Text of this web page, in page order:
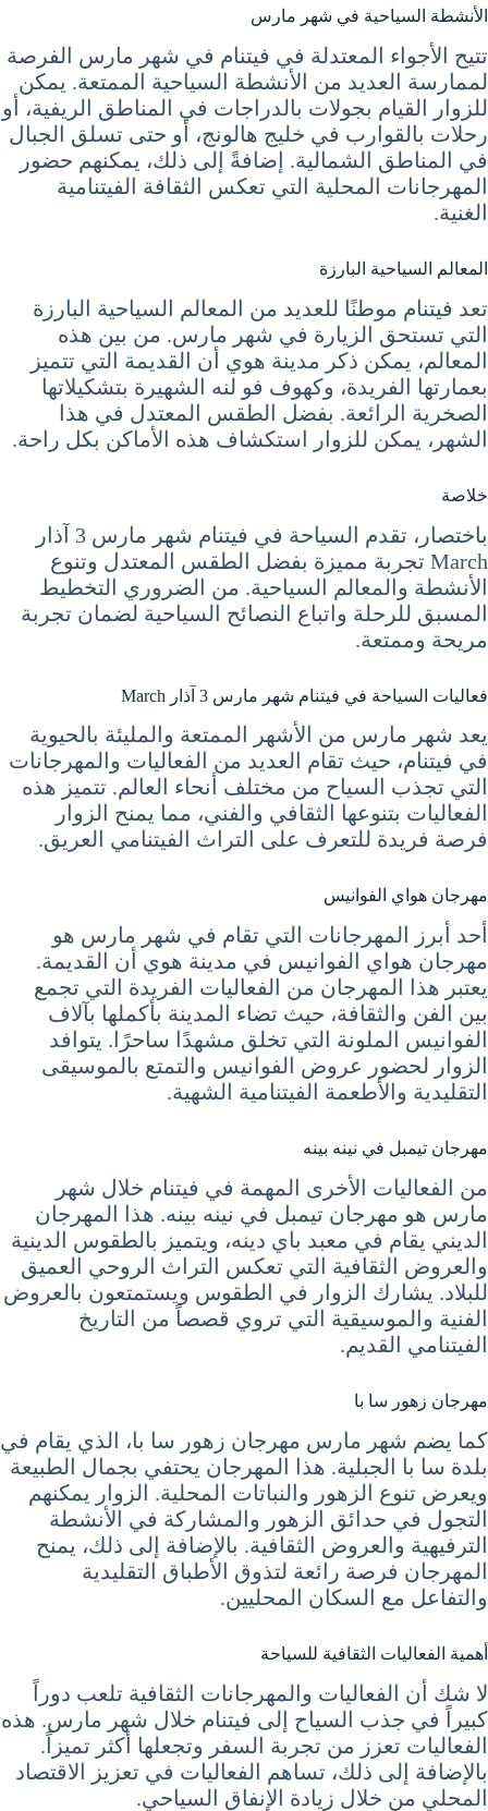
الأنشطة السياحية في شهر مارس
تتيح الأجواء المعتدلة في فيتنام في شهر مارس الفرصة
لممارسة العديد من الأنشطة السياحية الممتعة. يمكن
للزوار القيام بجولات بالدراجات في المناطق الريفية، أو
رحلات بالقوارب في خليج هالونج، أو حتى تسلق الجبال
في المناطق الشمالية. إضافةً إلى ذلك، يمكنهم حضور
المهرجانات المحلية التي تعكس الثقافة الفيتنامية
الغنية.
المعالم السياحية البارزة
تعد فيتنام موطنًا للعديد من المعالم السياحية البارزة
التي تستحق الزيارة في شهر مارس. من بين هذه
المعالم، يمكن ذكر مدينة هوي أن القديمة التي تتميز
بعمارتها الفريدة، وكهوف فو لنه الشهيرة بتشكيلاتها
الصخرية الرائعة. بفضل الطقس المعتدل في هذا
الشهر، يمكن للزوار استكشاف هذه الأماكن بكل راحة.
خلاصة
باختصار، تقدم السياحة في فيتنام شهر مارس 3 آذار
March تجربة مميزة بفضل الطقس المعتدل وتنوع
الأنشطة والمعالم السياحية. من الضروري التخطيط
المسبق للرحلة واتباع النصائح السياحية لضمان تجربة
مريحة وممتعة.
فعاليات السياحة في فيتنام شهر مارس 3 آذار March
يعد شهر مارس من الأشهر الممتعة والمليئة بالحيوية
في فيتنام، حيث تقام العديد من الفعاليات والمهرجانات
التي تجذب السياح من مختلف أنحاء العالم. تتميز هذه
الفعاليات بتنوعها الثقافي والفني، مما يمنح الزوار
فرصة فريدة للتعرف على التراث الفيتنامي العريق.
مهرجان هواي الفوانيس
أحد أبرز المهرجانات التي تقام في شهر مارس هو
مهرجان هواي الفوانيس في مدينة هوي أن القديمة.
يعتبر هذا المهرجان من الفعاليات الفريدة التي تجمع
بين الفن والثقافة، حيث تضاء المدينة بأكملها بآلاف
الفوانيس الملونة التي تخلق مشهدًا ساحرًا. يتوافد
الزوار لحضور عروض الفوانيس والتمتع بالموسيقى
التقليدية والأطعمة الفيتنامية الشهية.
مهرجان تيمبل في نينه بينه
من الفعاليات الأخرى المهمة في فيتنام خلال شهر
مارس هو مهرجان تيمبل في نينه بينه. هذا المهرجان
الديني يقام في معبد باي دينه، ويتميز بالطقوس الدينية
والعروض الثقافية التي تعكس التراث الروحي العميق
للبلاد. يشارك الزوار في الطقوس ويستمتعون بالعروض
الفنية والموسيقية التي تروي قصصاً من التاريخ
الفيتنامي القديم.
مهرجان زهور سا با
كما يضم شهر مارس مهرجان زهور سا با، الذي يقام في
بلدة سا با الجبلية. هذا المهرجان يحتفي بجمال الطبيعة
ويعرض تنوع الزهور والنباتات المحلية. الزوار يمكنهم
التجول في حدائق الزهور والمشاركة في الأنشطة
الترفيهية والعروض الثقافية. بالإضافة إلى ذلك، يمنح
المهرجان فرصة رائعة لتذوق الأطباق التقليدية
والتفاعل مع السكان المحليين.
أهمية الفعاليات الثقافية للسياحة
لا شك أن الفعاليات والمهرجانات الثقافية تلعب دوراً
كبيراً في جذب السياح إلى فيتنام خلال شهر مارس. هذه
الفعاليات تعزز من تجربة السفر وتجعلها أكثر تميزاً.
بالإضافة إلى ذلك، تساهم الفعاليات في تعزيز الاقتصاد
المحلي من خلال زيادة الإنفاق السياحي.